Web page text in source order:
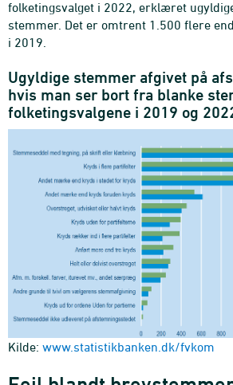
folketingsvalget i 2022, erklæret
stemmer. Det er omtrent 1.500 flere
i 2019.
Ugyldige stemmer afgivet på
hvis man ser bort fra blanke
folketingsvalgene i 2019 og
Kilde: www.statistikbanken.dk/fvkom